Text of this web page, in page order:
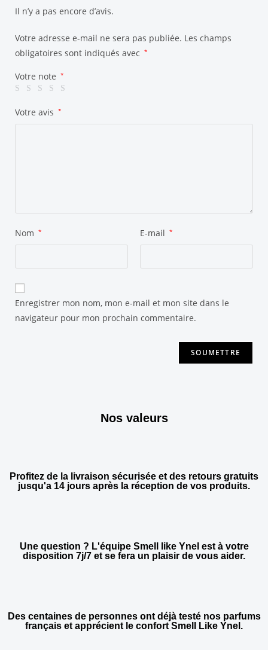
Il n’y a pas encore d’avis.
Votre adresse e-mail ne sera pas publiée. Les champs
obligatoires sont indiqués avec *
Votre note *
Votre avis *
Nom * E-mail *
Enregistrer mon nom, mon e-mail et mon site dans le
navigateur pour mon prochain commentaire.
Nos valeurs
Profitez de la livraison sécurisée et des retours gratuits
jusqu'a 14 jours après la réception de vos produits.
Une question ? L'équipe Smell like Ynel est à votre
disposition 7j/7 et se fera un plaisir de vous aider.
Des centaines de personnes ont déjà testé nos parfums
français et apprécient le confort Smell Like Ynel.